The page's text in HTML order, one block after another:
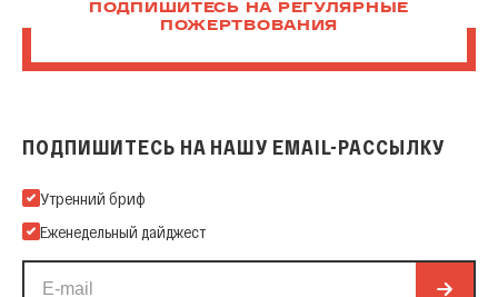
ПОДПИШИТЕСЬ НА РЕГУЛЯРНЫЕ
ПОЖЕРТВОВАНИЯ
ПОДПИШИТЕСЬ НА НАШУ EMAIL-РАССЫЛКУ
Подпишитесь на нашу Email-рассылку
Утренний бриф
Еженедельный дайджест